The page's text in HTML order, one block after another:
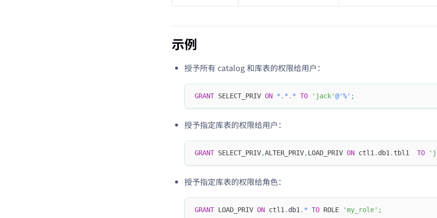
示例
授予所有 catalog 和库表的权限给用户：
GRANT SELECT_PRIV ON * . * . * TO 'jack'@'%' ;
授予指定库表的权限给用户：
GRANT SELECT_PRIV,ALTER_PRIV,LOAD_PRIV ON ctl1. db1. tbl1 TO
授予指定库表的权限给角色：
GRANT LOAD_PRIV ON ctl1. db1. * TO ROLE 'my_role' ;